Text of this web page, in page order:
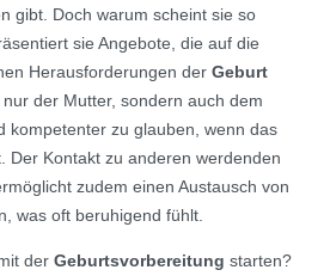
gibt. Doch warum scheint sie so
sie Angebote, die auf die
Herausforderungen der Geburt
der Mutter, sondern auch dem
kompetenter zu glauben, wenn das
Der Kontakt zu anderen werdenden
zudem einen Austausch von
was oft beruhigend fühlt.
der Geburtsvorbereitung starten?